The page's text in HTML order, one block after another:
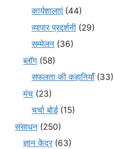
कार्यशालाएं(44)
व्यापार प्रदर्शनी (29)
सम्मेलन (36)
ब्लॉग (58)
सफलता की कहानियाँ(33)
मंच (23)
चर्चा बोर्ड(15)
संसाधन (250)
ज्ञान केंद्र(63)